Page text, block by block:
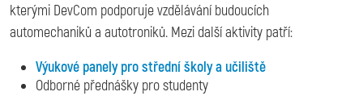
kterými DevCom podporuje vzdělávání budoucích
automechaniků a autotroniků. Mezi další aktivity patří:
Výukové panely pro střední školy a učiliště
Odborné přednášky pro studenty